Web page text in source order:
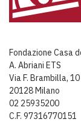
Fondazione Casa
A. Abriani ETS
Via F. Brambilla, 10
20128 Milano
02 25935200
C.F. 97316770151